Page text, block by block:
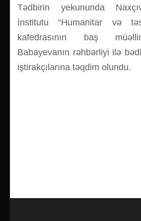
Tədbirin yekununda
İnstitutu “Humanitar və
kafedrasının baş
Babayevanın rəhbərliyi ilə
iştirakçılarına təqdim olundu.